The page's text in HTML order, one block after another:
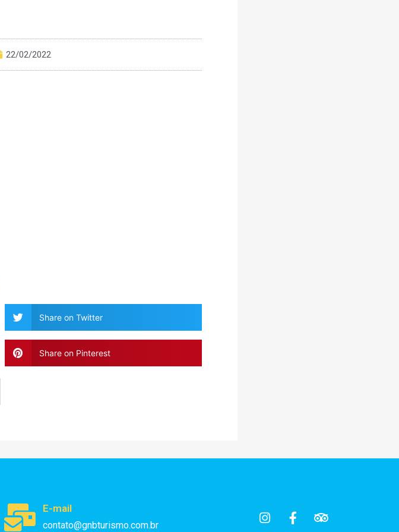
22/02/2022
Share on Twitter
Share on Pinterest
E-mail
contato@gnbturismo.com.br